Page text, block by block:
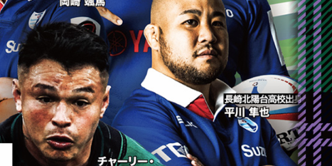
ラガーに
されます。
静岡ブルーレヴズ と対戦します。